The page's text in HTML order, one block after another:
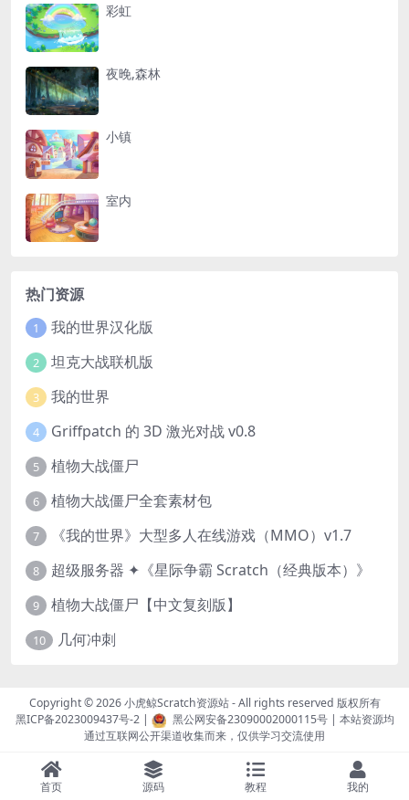
彩虹
夜晚,森林
小镇
室内
热门资源
1 我的世界汉化版
2 坦克大战联机版
3 我的世界
4 Griffpatch 的 3D 激光对战 v0.8
5 植物大战僵尸
6 植物大战僵尸全套素材包
7 《我的世界》大型多人在线游戏（MMO）v1.7
8 超级服务器 ✦《星际争霸 Scratch（经典版本）》
9 植物大战僵尸【中文复刻版】
10 几何冲刺
Copyright © 2026小虎鲸Scratch资源站- All rights reserved 版权所有
黑ICP备2023009437号-2| 黑公网安备23090002000115号| 本站资源均
通过互联网公开渠道收集而来，仅供学习交流使用
首页 源码 教程 我的